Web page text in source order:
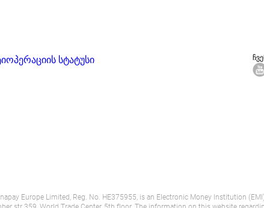
ოპერაციის სტატუსი
Europe Limited, Reg. No. HE375955, is an Electronic Money Institution